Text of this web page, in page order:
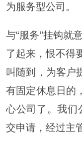
为服务型公司。
与“服务”挂钩就
了起来，恨不得
叫随到，为客户
有固定休息日的
心公司了。我们
交申请，经过主